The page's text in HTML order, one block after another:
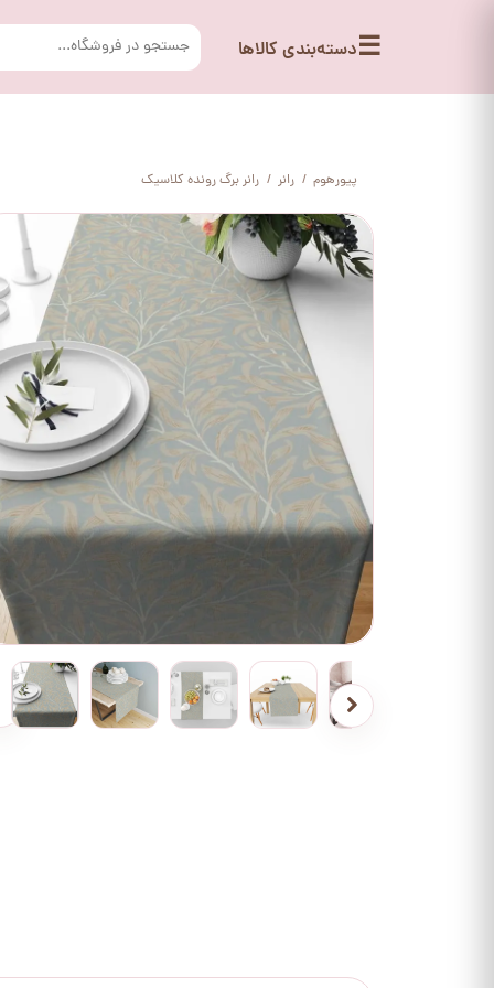
☰دسته‌بندی کالاها
پیورهوم رانر رانر برگ رونده کلاسیک